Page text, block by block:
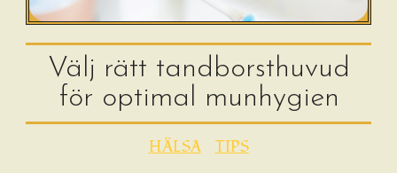
Välj rätt tandborsthuvud
för optimal munhygien
HÄLSA TIPS